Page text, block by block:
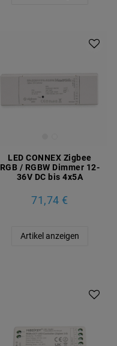
LED CONNEX Zigbee
RGB / RGBW Dimmer 12-
36V DC bis 4x5A
71,74 €
Artikel anzeigen